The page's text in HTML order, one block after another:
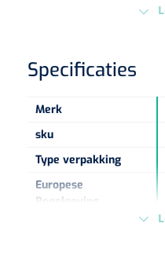
Borden
Drinkhulpmiddelen
Opzetstukken voor
SEMA3 Office (tot 4
Specificaties
Merk
sku
Type verpakking
Europese
Regelgeving